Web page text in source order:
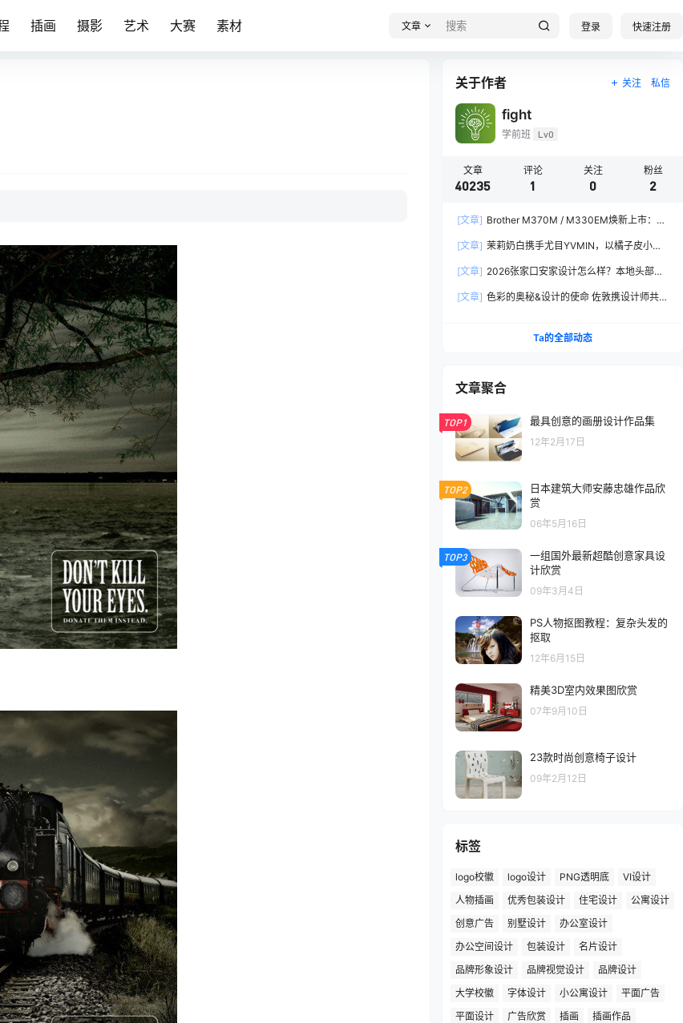
插画 摄影 艺术 大赛 素材 文章 登录 快速注册
关于作者 关注 私信
fight
学前班 Lv0
文章
40235
评论
1
关注
0
粉丝
2
[文章] Brother M370M / M330EM焕新上市：软
[文章] 茉莉奶白携手尤目YVMIN，以橘子皮小熊
[文章] 2026张家口安家设计怎么样？本地头部全
[文章] 色彩的奥秘&设计的使命 佐敦携设计师共探
Ta的全部动态
文章聚合
TOP1 最具创意的画册设计作品集
12年2月17日
TOP2
日本建筑大师安藤忠雄作品欣
赏
06年5月16日
TOP3
一组国外最新超酷创意家具设
计欣赏
09年3月4日
PS人物抠图教程：复杂头发的
抠取
12年6月15日
精美3D室内效果图欣赏
07年9月10日
23款时尚创意椅子设计
09年2月12日
标签
logo校徽 logo设计 PNG透明底
VI设计
人物插画
优秀包装设计 住宅设计
公寓设计
创意广告
别墅设计
办公室设计
办公空间设计
包装设计
名片设计
品牌形象设计
品牌视觉设计
品牌设计
大学校徽
字体设计 小公寓设计
平面广告
平面设计
广告欣赏 插画
插画作品